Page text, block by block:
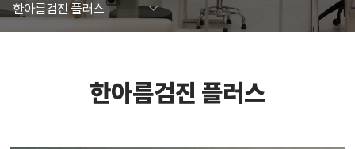
한아름검진 플러스
한아름검진 플러스